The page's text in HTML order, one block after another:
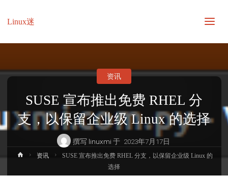
Linux迷
SUSE 宣布推出免费 RHEL 分
支，以保留企业级 Linux 的选择
撰写 linuxmi 于 2023年7月17日
资讯
首
资讯
SUSE 宣布推出免费 RHEL 分支，以保留企业级 Linux 的
选择